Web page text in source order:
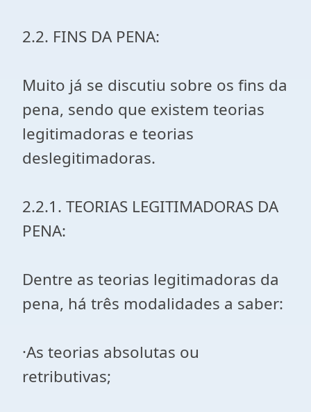
2.2. FINS DA PENA:
Muito já se discutiu sobre os fins da
pena, sendo que existem teorias
legitimadoras e teorias
deslegitimadoras.
2.2.1. TEORIAS LEGITIMADORAS DA
PENA:
Dentre as teorias legitimadoras da
pena, há três modalidades a saber:
·As teorias absolutas ou
retributivas;